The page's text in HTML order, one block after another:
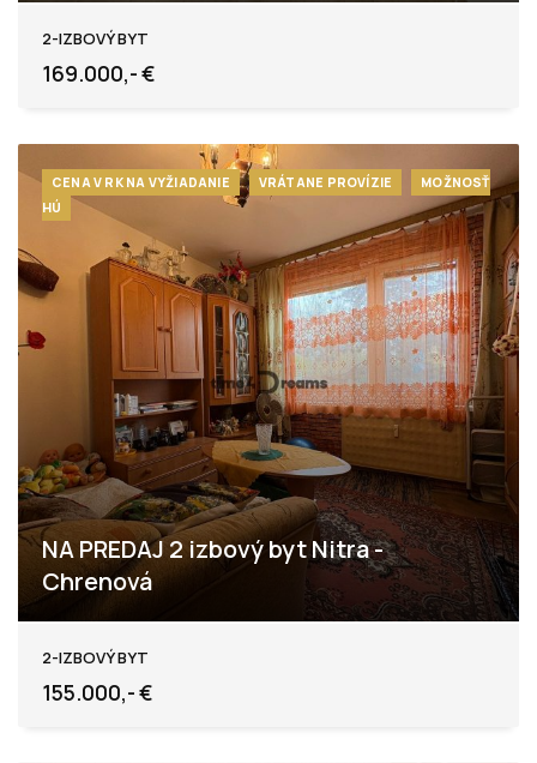
Coboriho, Nitra
2-IZBOVÝ BYT
169.000,- €
CENA V RK NA VYŽIADANIE VRÁTANE PROVÍZIE
MOŽNOSŤ
HÚ
NA PREDAJ 2 izbový byt Nitra -
Chrenová
Kremnická, Nitra - Chrenová
2-IZBOVÝ BYT
155.000,- €